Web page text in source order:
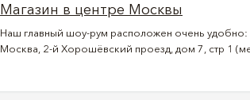
Магазин в центре Москвы
Наш главный шоу-рум расположен очень удобно:
Москва, 2-й Хорошёвский проезд, дом 7, стр 1